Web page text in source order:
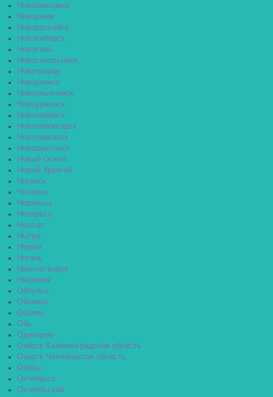
Новопавловск
Новоржев
Новороссийск
Новосибирск
Новосиль
Новосокольники
Новотроицк
Новоузенск
Новоульяновск
Новоуральск
Новохопёрск
Новочебоксарск
Новочеркасск
Новошахтинск
Новый Оскол
Новый Уренгой
Ногинск
Нолинск
Норильск
Ноябрьск
Нурлат
Нытва
Нюрба
Нягань
Нязелетворск
Няндома
Облучье
Обнинск
Обоянь
Обь
Одинцово
Озёрск Калининградская область
Озерск Челябинская область
Озеры
Октябрьск
Октябрьский